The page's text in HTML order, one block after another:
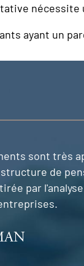
nécessite
ayant un
sont très
de
par